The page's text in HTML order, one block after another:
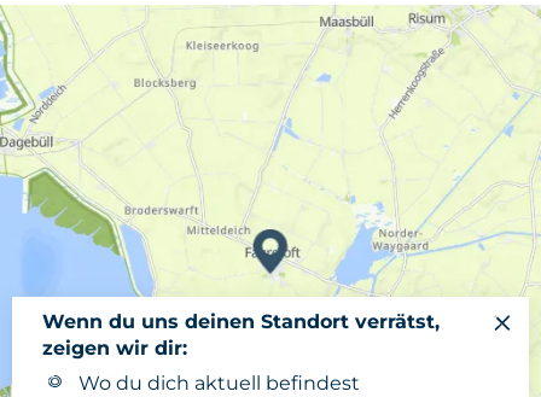
Wenn du uns deinen Standort verrätst,
zeigen wir dir:
Wo du dich aktuell befindest